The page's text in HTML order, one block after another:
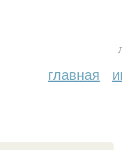
главная